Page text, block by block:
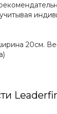
20см.